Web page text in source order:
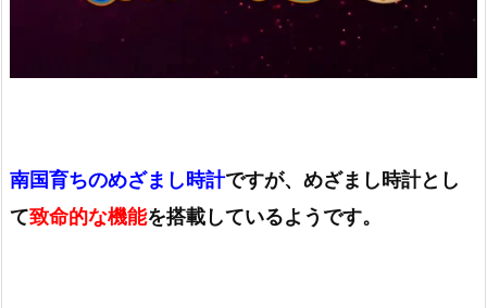
南国育ちのめざまし時計ですが、めざまし時計とし
て致命的な機能を搭載しているようです。